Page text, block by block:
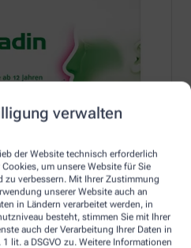
verwalten
der Website technisch erforderlich
um unsere Website für Sie
verbessern. Mit Ihrer Zustimmung
unserer Website auch an
in Ländern verarbeitet werden, in
besteht, stimmen Sie mit Ihrer
auch der Verarbeitung Ihrer Daten in
lit. a DSGVO zu. Weitere Informationen